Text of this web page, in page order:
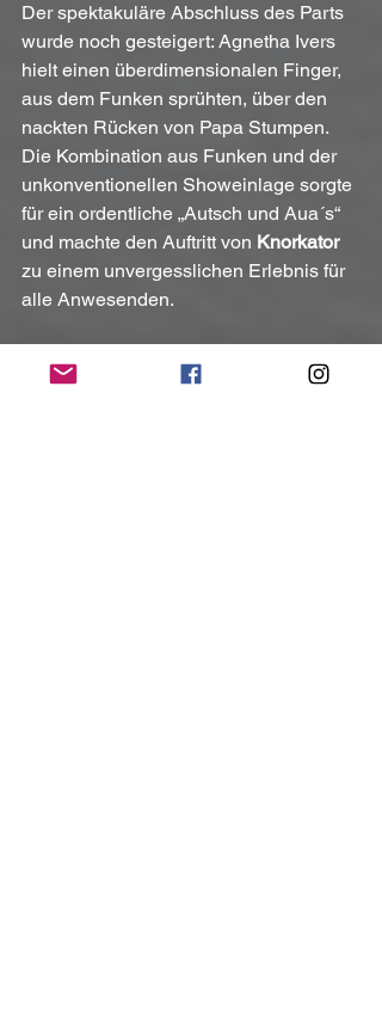
Der spektakuläre Abschluss des Parts
wurde noch gesteigert: Agnetha Ivers
hielt einen überdimensionalen Finger,
aus dem Funken sprühten, über den
nackten Rücken von Papa Stumpen.
Die Kombination aus Funken und der
unkonventionellen Showeinlage sorgte
für ein ordentliche „Autsch und Aua´s“
und machte den Auftritt von Knorkator
zu einem unvergesslichen Erlebnis für
alle Anwesenden.